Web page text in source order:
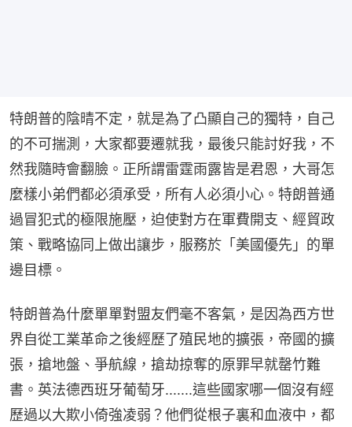
特朗普的陰晴不定，就是為了凸顯自己的獨特，自己
的不可揣測，大家都要遷就我，最後只能討好我，不
然我隨時會翻臉。正所謂雷霆雨露皆是君恩，大哥怎
麼樣小弟們都必須承受，所有人必須小心。特朗普通
過冒犯式的極限施壓，迫使對方在軍費開支、經貿政
策、戰略協同上做出讓步，服務於「美國優先」的單
邊目標。
特朗普為什麼單單對盟友們毫不客氣，是因為西方世
界自從工業革命之後經歷了殖民地的擴張，帝國的擴
張，搶地盤、爭航線，搶劫掠奪的原罪早就罄竹難
書。英法德西班牙葡萄牙.......這些國家哪一個沒有經
歷過以大欺小倚強凌弱？他們從根子裏和血液中，都